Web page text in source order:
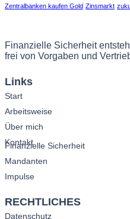
Zentralbanken kaufen Gold Zinsmarkt
Finanzielle Sicherheit
frei von Vorgaben und
Links
Start
Arbeitsweise
Über mich
Kontakt
Finanzielle Sicherheit
Mandanten
Impulse
RECHTLICHES
Datenschutz